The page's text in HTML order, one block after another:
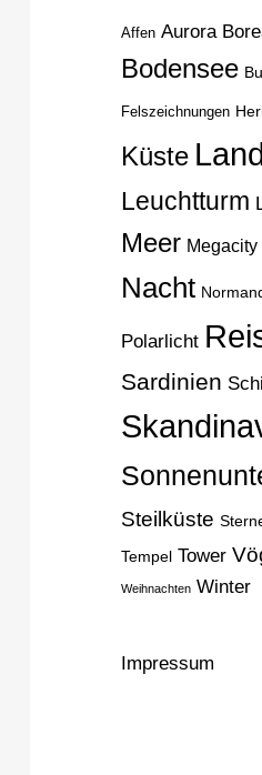
Affen Aurora
Bodensee
Felszeichnungen
Küste
Leuchtturm
Meer Megacity
Nacht
Polarlicht
Sardinien
Steilküste
Tempel Tower
Weihnachten Winter
Impressum